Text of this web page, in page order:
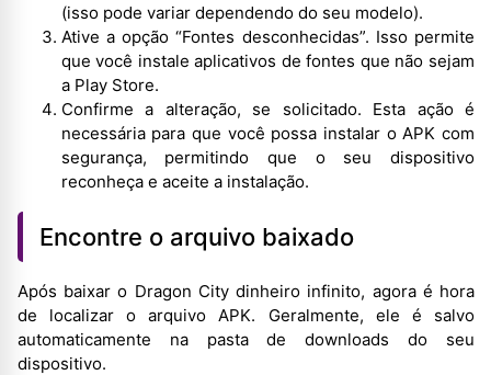
(isso pode variar dependendo do seu modelo).
Ative a opção “Fontes desconhecidas”. Isso permite
que você instale aplicativos de fontes que não sejam
a Play Store.
Confirme a alteração, se solicitado. Esta ação é
necessária para que você possa instalar o APK com
segurança, permitindo que o seu dispositivo
reconheça e aceite a instalação.
Encontre o arquivo baixado
Após baixar o Dragon City dinheiro infinito, agora é hora
de localizar o arquivo APK. Geralmente, ele é salvo
automaticamente na pasta de downloads do seu
dispositivo.